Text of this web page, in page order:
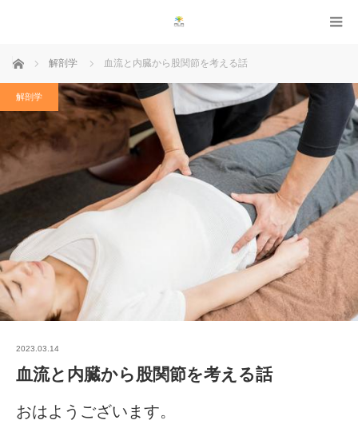
ホーム 解剖学 血流と内臓から股関節を考える話
解剖学
2023.03.14
血流と内臓から股関節を考える話
おはようございます。